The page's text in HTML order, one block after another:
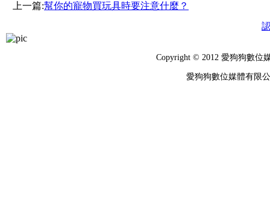
上一篇:幫你的寵物買玩具時要注意什麼？
Copyright © 2012 愛狗狗數位
愛狗狗數位媒體有限